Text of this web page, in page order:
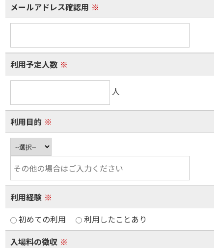
メールアドレス確認用 ※
利用予定人数 ※
人
利用目的 ※
利用経験 ※
初めての利用
利用したことあり
入場料の徴収 ※